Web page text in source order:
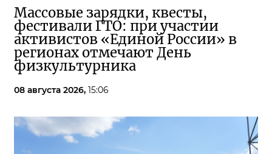
Массовые зарядки, квесты,
фестивали ГТО: при участии
активистов «Единой России» в
регионах отмечают День
физкультурника
08 августа 2026, 15:06